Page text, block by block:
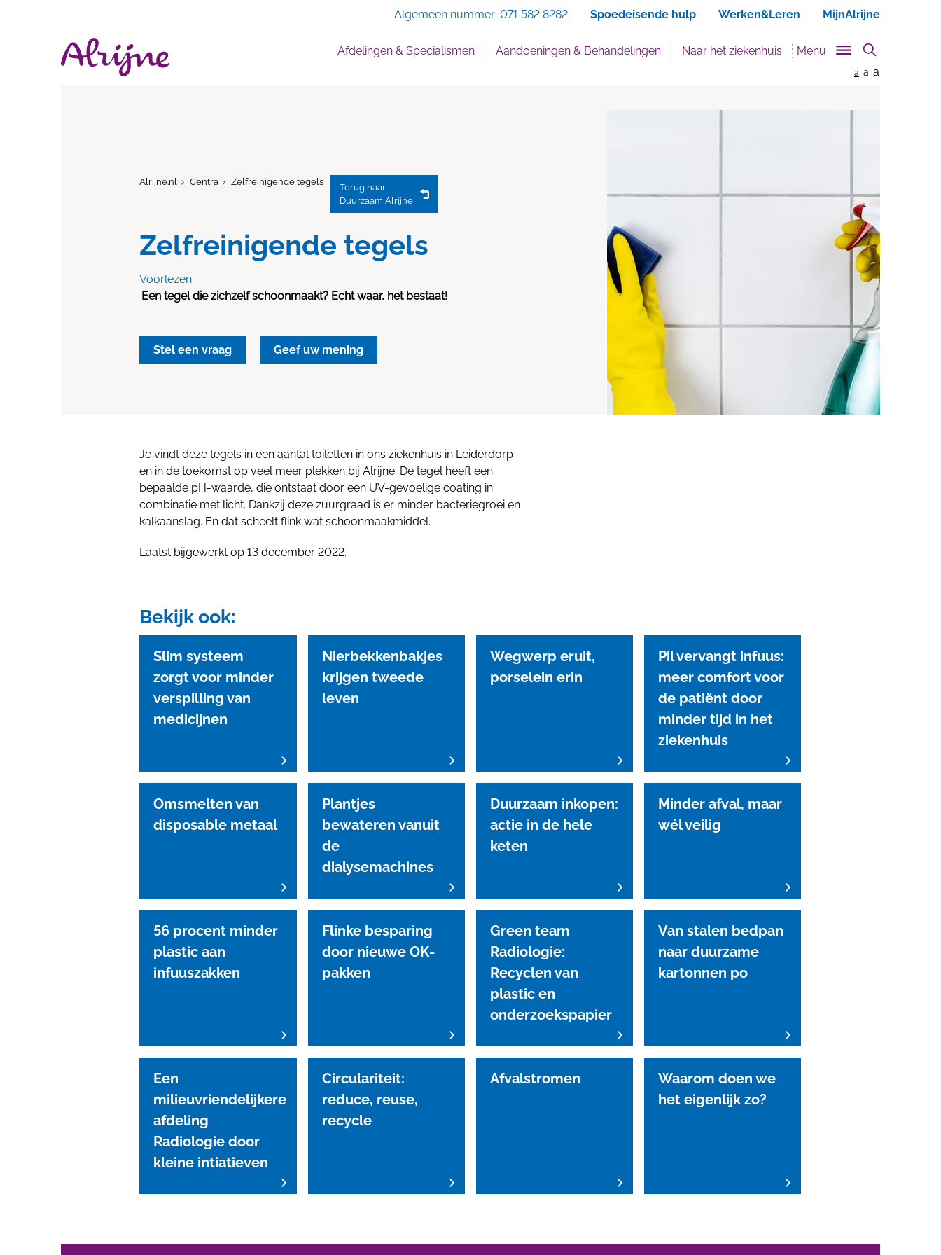
Algemeen nummer: 071 582 8282 Spoedeisende hulp Werken&Leren MijnAlrijne
Afdelingen & Specialismen Aandoeningen & Behandelingen Naar het ziekenhuis Menu
a a a
Alrijne.nl Centra Zelfreinigende tegels
Terug naar
Duurzaam Alrijne
Zelfreinigende tegels
Voorlezen
Een tegel die zichzelf schoonmaakt? Echt waar, het bestaat!
Stel een vraag Geef uw mening
Je vindt deze tegels in een aantal toiletten in ons ziekenhuis in Leiderdorp
en in de toekomst op veel meer plekken bij Alrijne. De tegel heeft een
bepaalde pH-waarde, die ontstaat door een UV-gevoelige coating in
combinatie met licht. Dankzij deze zuurgraad is er minder bacteriegroei en
kalkaanslag. En dat scheelt flink wat schoonmaakmiddel.
Laatst bijgewerkt op 13 december 2022.
Bekijk ook:
Slim systeem
zorgt voor minder
verspilling van
medicijnen
Nierbekkenbakjes
krijgen tweede
leven
Wegwerp eruit,
porselein erin
Pil vervangt infuus:
meer comfort voor
de patiënt door
minder tijd in het
ziekenhuis
Omsmelten van
disposable metaal
Plantjes
bewateren vanuit
de
dialysemachines
Duurzaam inkopen:
actie in de hele
keten
Minder afval, maar
wél veilig
56 procent minder
plastic aan
infuuszakken
Flinke besparing
door nieuwe OK-
pakken
Green team
Radiologie:
Recyclen van
plastic en
onderzoekspapier
Van stalen bedpan
naar duurzame
kartonnen po
Een
milieuvriendelijkere
afdeling
Radiologie door
kleine intiatieven
Circulariteit:
reduce, reuse,
recycle
Afvalstromen
Waarom doen we
het eigenlijk zo?